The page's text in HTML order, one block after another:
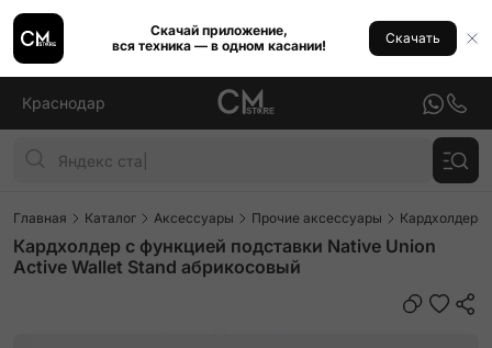
Скачай приложение,
вся техника — в одном касании!
Скачать
Краснодар
Главная Каталог Аксессуары Прочие аксессуары Кардхолдеры
Кардхолдер с функцией подставки Native Union
Active Wallet Stand абрикосовый